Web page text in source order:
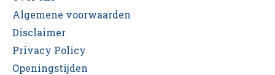
Algemene voorwaarden
Disclaimer
Privacy Policy
Openingstijden